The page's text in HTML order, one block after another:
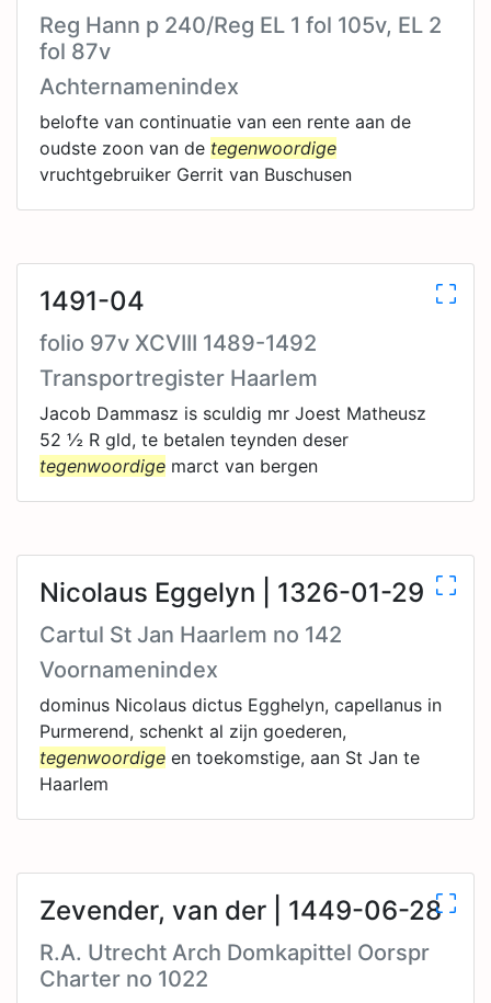
Reg Hann p 240/Reg EL 1 fol 105v, EL 2
fol 87v
Achternamenindex
belofte van continuatie van een rente aan de
oudste zoon van de tegenwoordige
vruchtgebruiker Gerrit van Buschusen
1491-04
folio 97v XCVIII 1489-1492
Transportregister Haarlem
Jacob Dammasz is sculdig mr Joest Matheusz
52 ½ R gld, te betalen teynden deser
tegenwoordige marct van bergen
Nicolaus Eggelyn | 1326-01-29
Cartul St Jan Haarlem no 142
Voornamenindex
dominus Nicolaus dictus Egghelyn, capellanus in
Purmerend, schenkt al zijn goederen,
tegenwoordige en toekomstige, aan St Jan te
Haarlem
Zevender, van der | 1449-06-28
R.A. Utrecht Arch Domkapittel Oorspr
Charter no 1022